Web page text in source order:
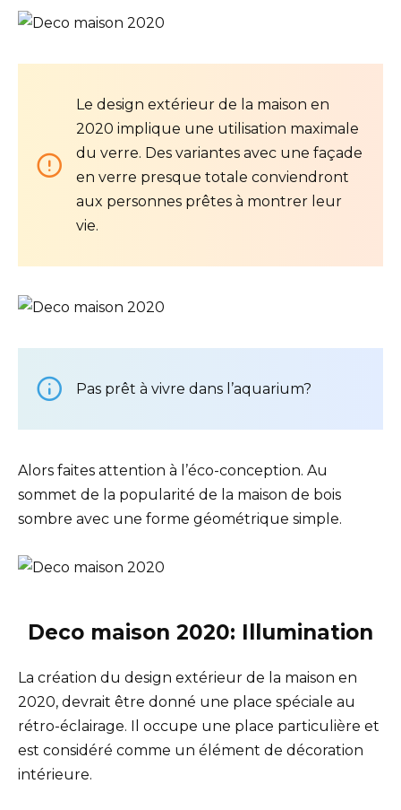
Le design extérieur de la maison en
2020 implique une utilisation maximale
du verre. Des variantes avec une façade
en verre presque totale conviendront
aux personnes prêtes à montrer leur
vie.
Pas prêt à vivre dans l’aquarium?
Alors faites attention à l’éco-conception. Au
sommet de la popularité de la maison de bois
sombre avec une forme géométrique simple.
Deco maison 2020: Illumination
La création du design extérieur de la maison en
2020, devrait être donné une place spéciale au
rétro-éclairage. Il occupe une place particulière et
est considéré comme un élément de décoration
intérieure.